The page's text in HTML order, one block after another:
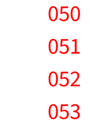
050
051
052
053